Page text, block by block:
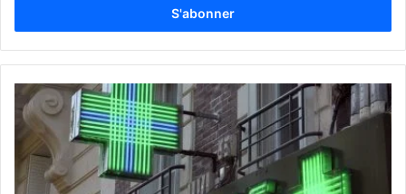
e
z
d